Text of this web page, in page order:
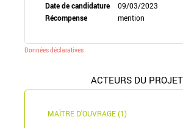
Date de candidature
09/03/2023
Récompense
mention
Données déclaratives
ACTEURS DU PROJET
MAÎTRE D'OUVRAGE (1)